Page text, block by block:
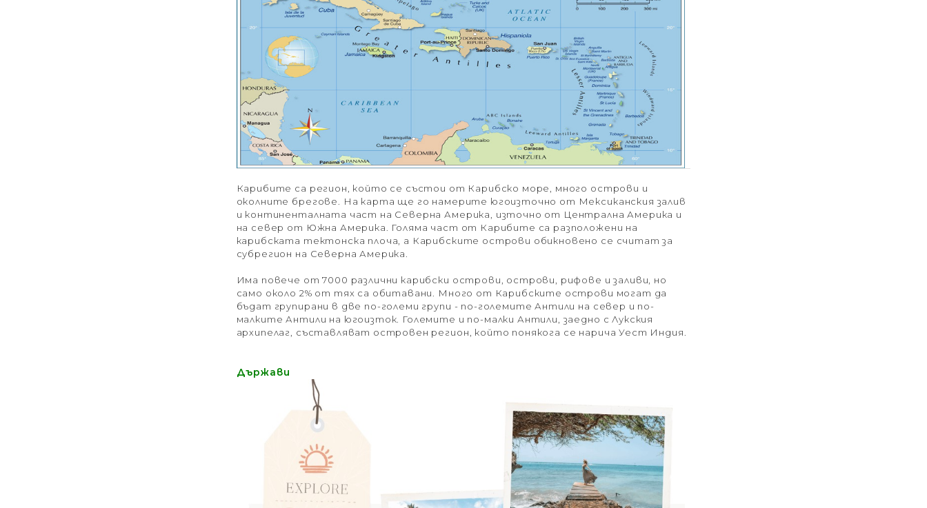
Карибите са регион, който се състои от Карибско море, много острови и
околните брегове. На карта ще го намерите югоизточно от Мексиканския залив
и континенталната част на Северна Америка, източно от Централна Америка и
на север от Южна Америка. Голяма част от Карибите са разположени на
карибската тектонска плоча, а Карибските острови обикновено се считат за
субрегион на Северна Америка.
Има повече от 7000 различни карибски острови, острови, рифове и заливи, но
само около 2% от тях са обитавани. Много от Карибските острови могат да
бъдат групирани в две по-големи групи - по-големите Антили на север и по-
малките Антили на югоизток. Големите и по-малки Антили, заедно с Лукския
архипелаг, съставляват островен регион, който понякога се нарича Уест Индия.
Държави